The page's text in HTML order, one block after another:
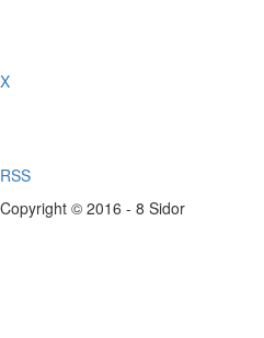
X
RSS
Copyright © 2016 - 8 Sidor